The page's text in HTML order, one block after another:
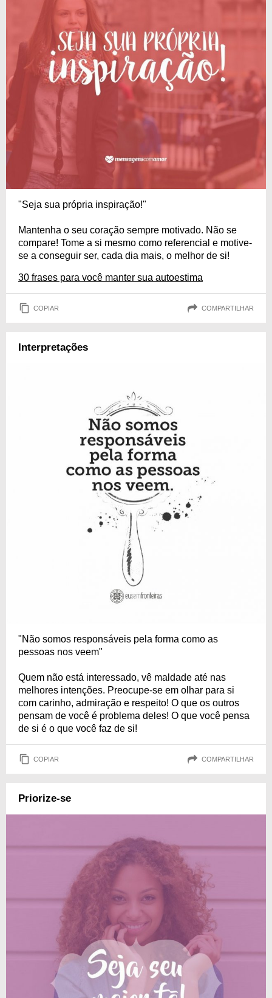
"Seja sua própria inspiração!"
Mantenha o seu coração sempre motivado. Não se
compare! Tome a si mesmo como referencial e motive-
se a conseguir ser, cada dia mais, o melhor de si!
30 frases para você manter sua autoestima
COPIAR COMPARTILHAR
Interpretações
"Não somos responsáveis pela forma como as
pessoas nos veem"
Quem não está interessado, vê maldade até nas
melhores intenções. Preocupe-se em olhar para si
com carinho, admiração e respeito! O que os outros
pensam de você é problema deles! O que você pensa
de si é o que você faz de si!
COPIAR COMPARTILHAR
Priorize-se